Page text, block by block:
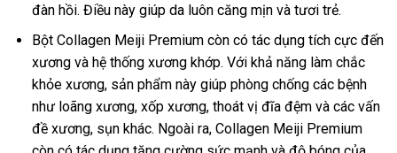
đàn hồi. Điều này giúp da luôn căng mịn và tươi trẻ.
Bột Collagen Meiji Premium còn có tác dụng tích cực đến
xương và hệ thống xương khớp. Với khả năng làm chắc
khỏe xương, sản phẩm này giúp phòng chống các bệnh
như loãng xương, xốp xương, thoát vị đĩa đệm và các vấn
đề xương, sụn khác. Ngoài ra, Collagen Meiji Premium